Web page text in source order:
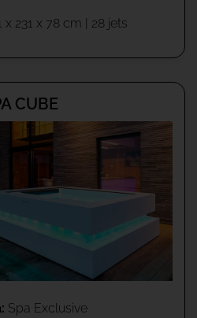
x 231 x 78 cm | 28 jets
CUBE
Spa Exclusive